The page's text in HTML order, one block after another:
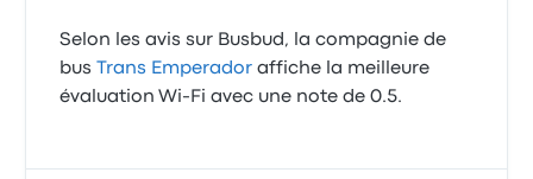
Selon les avis sur Busbud, la compagnie de
bus
Trans Emperador affiche la meilleure
évaluation Wi-Fi avec une note de 0.5.